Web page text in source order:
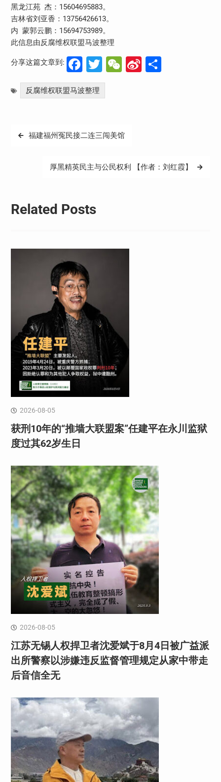
黑龙江苑 杰：15604695883。
吉林省刘亚香：13756426613。
内 蒙郭云鹏：15694753989。
此信息由反腐维权联盟马波整理
分享这篇文章到: Facebook
Twitter
WeChat
Sina分
反腐维权联盟马波整理
文
福建福州冤民接二连三闯美馆
厚黑精英民主与公民权利 【作者：刘红霞】
Related Posts
2026-08-05
获刑10年的“推墙大联盟案”任建平在永川监狱
度过其62岁生日
2026-08-05
江苏无锡人权捍卫者沈爱斌于8月4日被广益派
出所警察以涉嫌违反监督管理规定从家中带走
后音信全无